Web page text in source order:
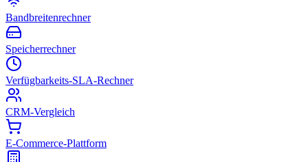
Bandbreitenrechner
Speicherrechner
Verfügbarkeits-SLA-Rechner
CRM-Vergleich
E-Commerce-Plattform